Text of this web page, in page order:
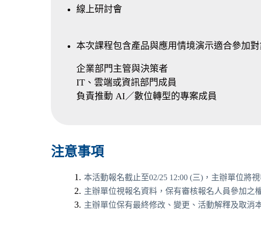
線上研討會
本次課程包含產品與應用情境演示適合參加對
企業部門主管與決策者
IT、雲端或資訊部門成員
負責推動 AI／數位轉型的專案成員
注意事項
本活動報名截止至02/25 12:00 (三)，主辦單位將
主辦單位視報名資料，保有審核報名人員參加之
主辦單位保有最終修改、變更、活動解釋及取消